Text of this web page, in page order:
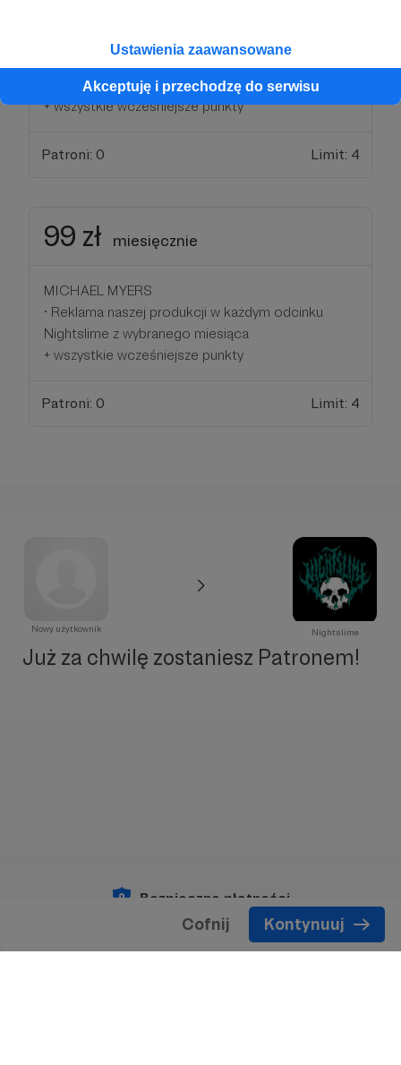
Ustawienia zaawansowane
Akceptuję i przechodzę do serwisu
miesiącu, musi się mieścić w ramach szlamowej
• imienne podziękowanie na koniec odcinka
+ wszystkie wcześniejsze punkty
Patroni: 0 Limit: 4
99 zł miesięcznie
MICHAEL MYERS
• Reklama naszej produkcji w każdym odcinku
Nightslime z wybranego miesiąca
+ wszystkie wcześniejsze punkty
Patroni: 0 Limit: 4
Cofnij Kontynuuj
Nowy użytkownik Nightslime
Już za chwilę zostaniesz Patronem!
Bezpieczne płatności